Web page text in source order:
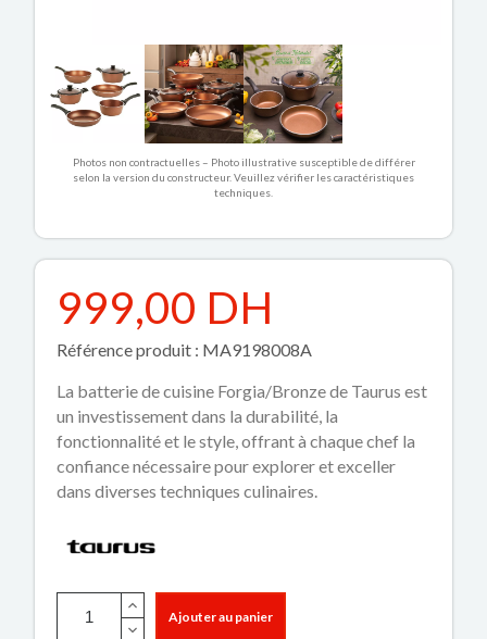
Photos non contractuelles – Photo illustrative susceptible de différer
selon la version du constructeur. Veuillez vérifier les caractéristiques
techniques.
999,00 DH
Référence produit : MA9198008A
La batterie de cuisine Forgia/Bronze de Taurus est
un investissement dans la durabilité, la
fonctionnalité et le style, offrant à chaque chef la
confiance nécessaire pour explorer et exceller
dans diverses techniques culinaires.
Ajouter au panier